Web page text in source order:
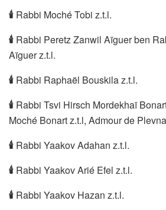
🕯 Rabbi Moché Tobi z.t.l.
🕯 Rabbi Peretz Zanwil Aïguer ben
Aïguer z.t.l.
🕯 Rabbi Raphaël Bouskila z.t.l.
🕯 Rabbi Tsvi Hirsch Mordekhaï
Moché Bonart z.t.l, Admour de
🕯 Rabbi Yaakov Adahan z.t.l.
🕯 Rabbi Yaakov Arié Efel z.t.l.
🕯 Rabbi Yaakov Hazan z.t.l.